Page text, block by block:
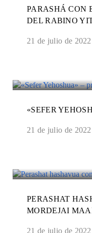
PARASHÁ CON
DEL RABINO
21 de julio de 2022
«SEFER
21 de julio de 2022
PERASHAT
MORDEJAI
21 de julio de 2022